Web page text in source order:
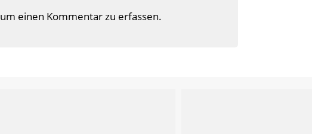
um einen Kommentar zu erfassen.